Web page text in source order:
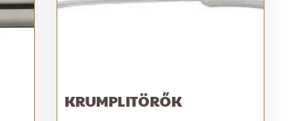
KRUMPLITÖRŐK